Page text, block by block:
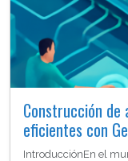
Construcción de
eficientes con
IntroducciónEn el